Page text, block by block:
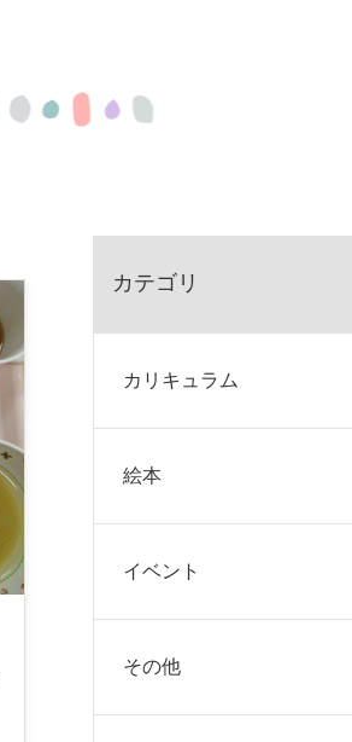
カテゴリ
カリキュラム
絵本
イベント
その他